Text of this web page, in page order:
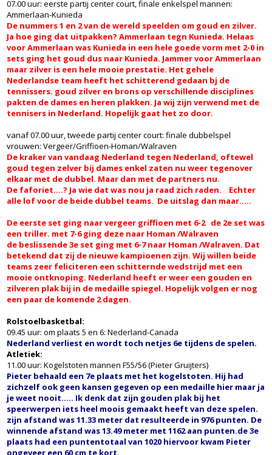
07.00 uur: eerste partij center court, finale enkelspel mannen:
Ammerlaan-Kunieda
De nummers 1 en 2 van de wereld speelden om goud en zilver.
Ja hoe ging dat uitpakken? Ammerlaan tegn Kunieda. Helaas
voor Ammerlaan was Kunieda in een hele goede vorm met 2-0 in
sets ging het goud dus naar Kunieda. Jammer voor Ammerlaan
maar zilver is een hele mooie prestatie. Het gehele
Nederlandse team heeft het schitterend gedaan bj de
tennissers. goud zilver en brons op verschillende disciplines
pakten de dames en heren plakken. Ja wij zijn verwend met de
tennisers in Nederland. Hopelijk gaat het zo door.
vanaf 07.00 uur, tweede partij center court: finale dubbelspel
vrouwen: Vergeer/Griffioen-Homan/Walraven
De kraker van vandaag Nederland tegen Nederland, oftewel
goud tegen zelver bij dames enkel zaten nu weer tegenover
elkaar met de dubbel. Maar dan met de partners nu.
De faforiet....? Ja wie dat was nou ja raad zich raden. Echter
alle lof voor de beide dubbel teams. De uitslag dan maar.....
De eerste set ging naar vergeer griffioen met 6-2 de 2e set was
een triller. met 7-6 ging deze naar Homan /Walraven
de beslissende 3e set ging met 6-7 naar Homan /Walraven. Dat
betekend dat zij de nieuwe kampioenen zijn. Wij willen beide
teams zeer feliciteren een schitternde wedstrijd met een
mooie ontknoping. Nederland heeft er weer een gouden en
zilveren plak bij in de medaille spiegel. Hopelijk volgen er nog
een paar de komende 2 dagen.
Rolstoelbasketbal:
09.45 uur: om plaats 5 en 6: Nederland-Canada
Nederland verliest en wordt toch netjes 6e tijdens de spelen.
Atletiek:
11.00 uur: Kogelstoten mannen F55/56 (Pieter Gruijters)
Pieter behaald een 7e plaats met het kogelstoten. Hij had
zichzelf ook geen kansen gegeven op een medaille hier maar ja
je weet nooit..... Ik denk dat zijn gouden plak bij het
speerwerpen iets heel moois gemaakt heeft van deze spelen.
zijn afstand was 11.33 meter dat resulteerde in 976 punten. De
winnende afstand was 13.49 meter met 1162 aan punten.de 3e
plaats had een puntentotaal van 1020 hiervoor kwam Pieter
ongeveer een 60 cm te kort.